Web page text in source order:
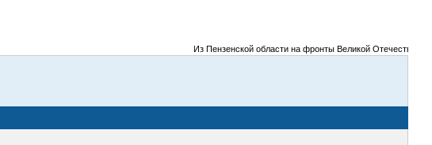
Из Пензенской области на фронты Великой